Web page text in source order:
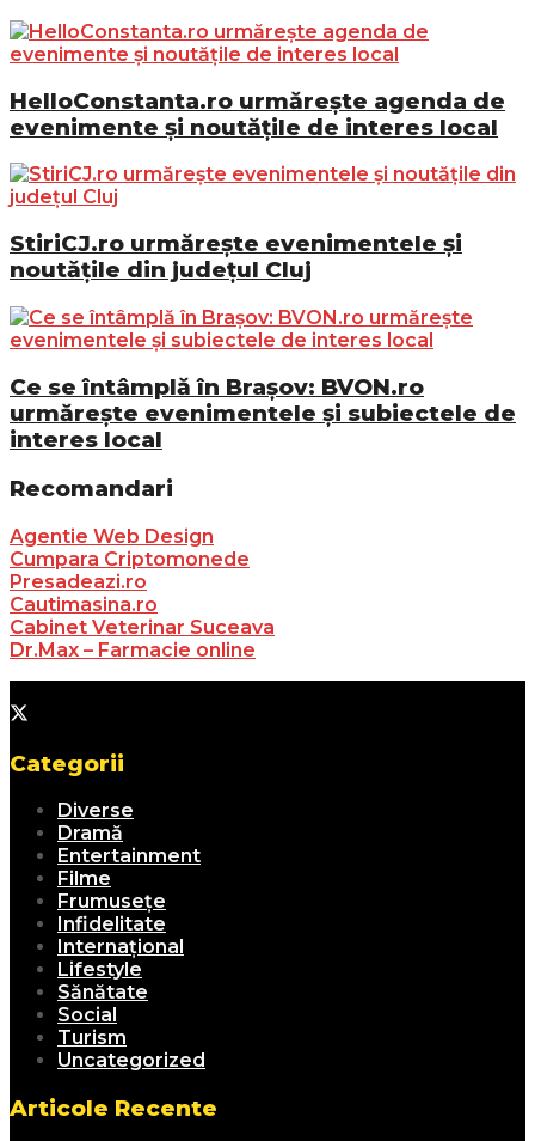
HelloConstanta.ro urmărește agenda de
evenimente și noutățile de interes local
StiriCJ.ro urmărește evenimentele și
noutățile din județul Cluj
Ce se întâmplă în Brașov: BVON.ro
urmărește evenimentele și subiectele de
interes local
Recomandari
Agentie Web Design
Cumpara Criptomonede
Presadeazi.ro
Cautimasina.ro
Cabinet Veterinar Suceava
Dr.Max – Farmacie online
Categorii
Diverse
Dramă
Entertainment
Filme
Frumusețe
Infidelitate
Internațional
Lifestyle
Sănătate
Social
Turism
Uncategorized
Articole Recente